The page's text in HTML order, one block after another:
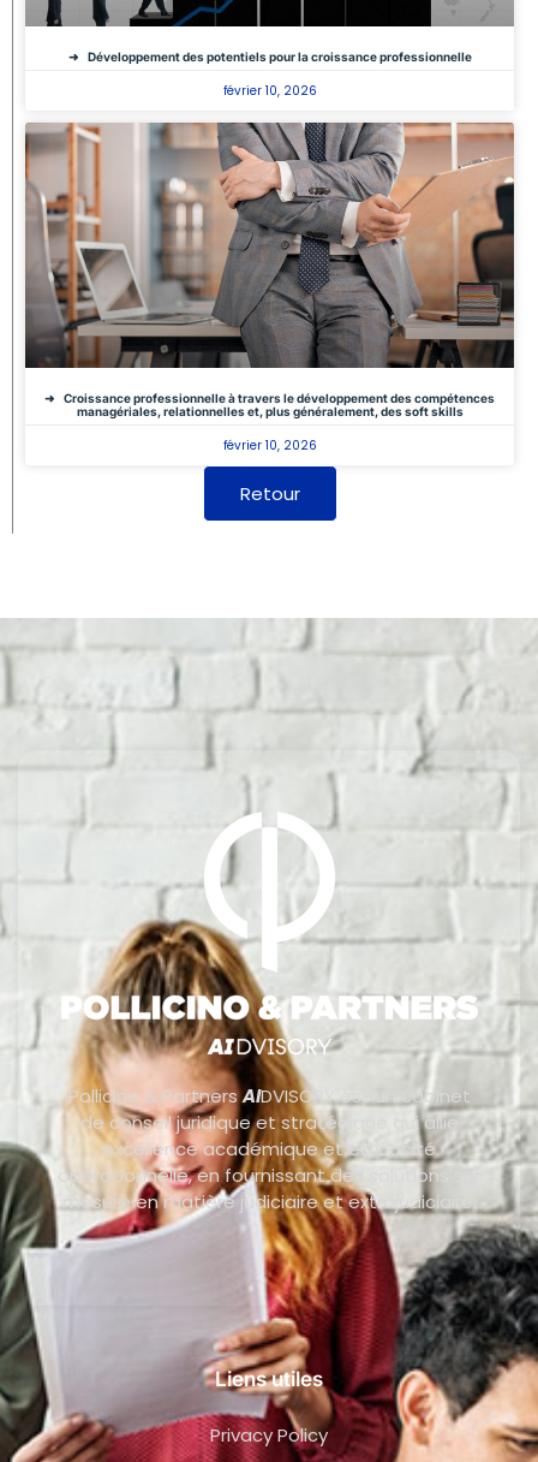
Développement des potentiels pour la croissance professionnelle
février 10, 2026
Croissance professionnelle à travers le développement des compétences
managériales, relationnelles et, plus généralement, des soft skills
février 10, 2026
Retour
Pollicino & PartnersAIDVISORY est un cabinet
de conseil juridique et stratégique qui allie
excellence académique et efficacité
opérationnelle, en fournissant des solutions sur
mesure en matière judiciaire et extrajudiciaire.
Liens utiles
Privacy Policy